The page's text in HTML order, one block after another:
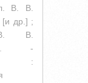
В. В.
[и др.] ;
В.
-
: